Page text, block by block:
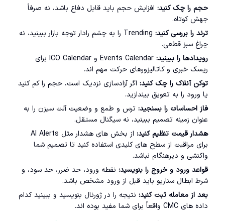
حجم را چک کنید: افزایش حجم باید قابل دفاع باشد، نه صرفاً
جهش کوتاه.
ترند را بررسی کنید:
Trending را به چشم رادار توجه بازار ببینید، نه
چراغ سبز قطعی.
رویدادها را ببینید:
Events Calendar و ICO Calendar برای
ریسک خبری و کاتالیزورهای حرکت مهم اند.
توکن آنلاک را چک کنید: اگر آزادسازی نزدیک است، حجم را کم کنید
یا ورود را به تعویق بیندازید.
فاز احساسات را بسنجید: ترس و طمع و وضعیت آلت سیزن را به
عنوان زمینه تصمیم ببینید، نه سیگنال مستقل.
هشدار قیمت تنظیم کنید:
از بخش های هشدار مثل AI Alerts
برای مراقبت از سطح های کلیدی استفاده کنید تا تصمیم شما
واکنشی و دیرهنگام نباشد.
قواعد ورود و خروج را بنویسید: نقطه ورود، حد ضرر، حد سود، و
شرط ابطال سناریو باید قبل از ورود مشخص باشد.
بعد از معامله ثبت کنید: نتیجه را در ژورنال بنویسید و ببینید کدام
داده های CMC واقعاً برای شما مفید بوده اند.